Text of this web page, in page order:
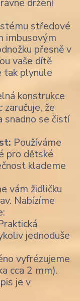
středové
imbusovým
přesně v
vaše dítě
tak plynule
konstrukce
že
snadno se čistí
Používáme
pro dětské
klademe
vám židličku
Nabízíme
jednoduše
vyfrézujeme
cca 2 mm).
je v